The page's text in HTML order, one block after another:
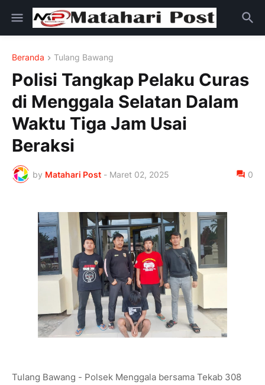
Beranda Tulang Bawang
Polisi Tangkap Pelaku Curas
di Menggala Selatan Dalam
Waktu Tiga Jam Usai
Beraksi
by Matahari Post - Maret 02, 2025 0
Tulang Bawang - Polsek Menggala bersama Tekab 308